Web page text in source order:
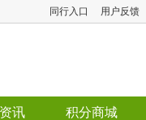
同行入口 用户反馈
讯 积分商城